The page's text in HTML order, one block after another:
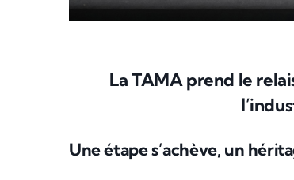
La TAMA prend le
Une étape s’achève, un